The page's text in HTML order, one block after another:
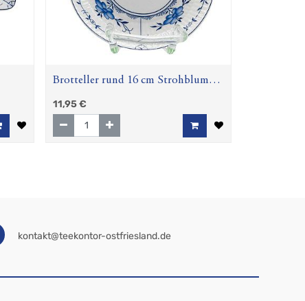
Brotteller rund 16 cm Strohblume
(Amina)
11,95€
kontakt@teekontor-ostfriesland.de